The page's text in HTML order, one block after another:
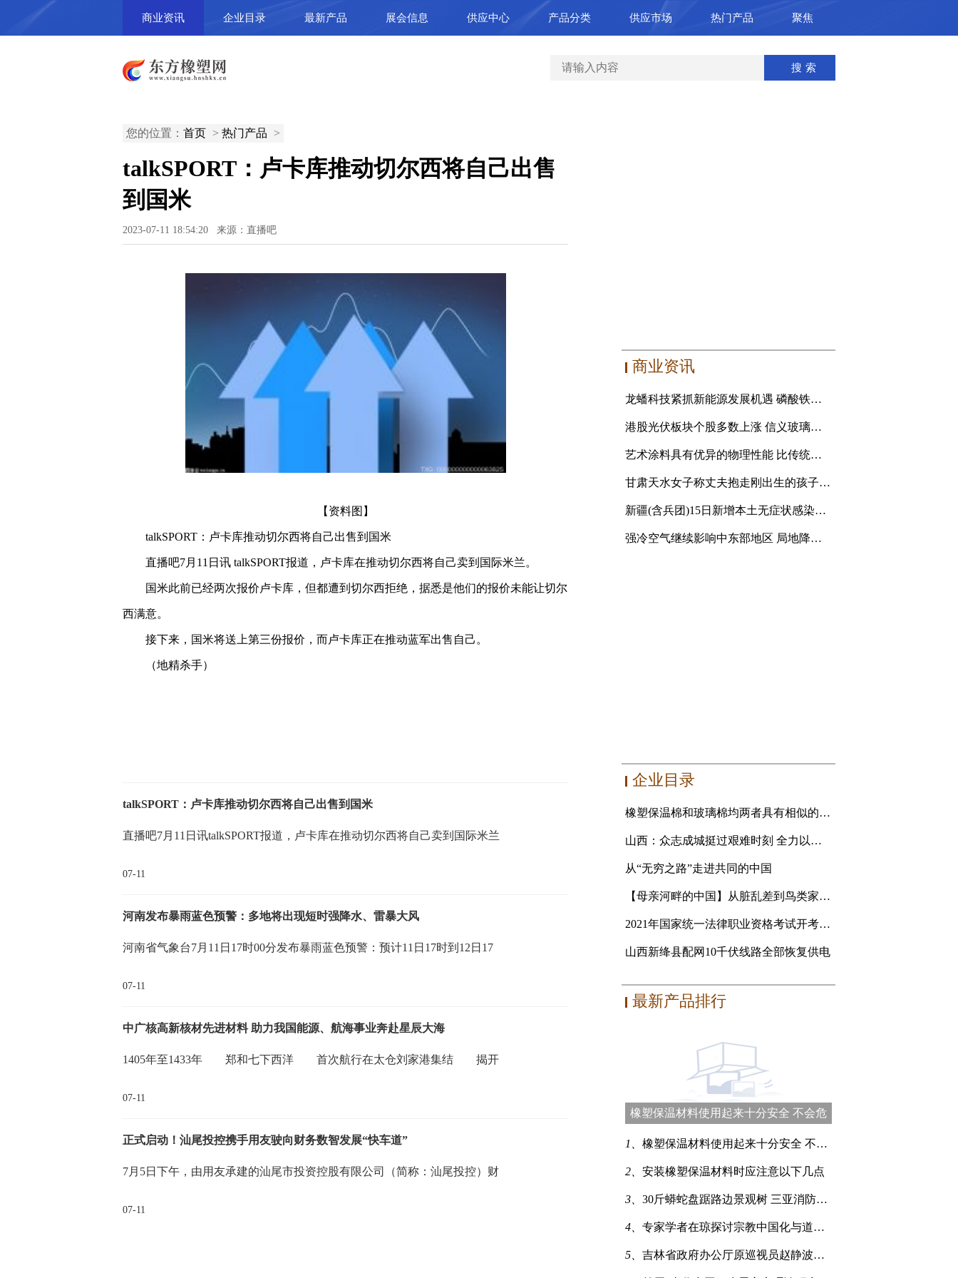
商业资讯 企业目录 最新产品 展会信息 供应中心 产品分类 供应市场 热门产品 聚焦
您的位置： 首页 > 热门产品 >
talkSPORT：卢卡库推动切尔西将自己出售
到国米
2023-07-11 18:54:20 来源：直播吧
【资料图】
talkSPORT：卢卡库推动切尔西将自己出售到国米
直播吧7月11日讯 talkSPORT报道，卢卡库在推动切尔西将自己卖到国际米兰。
国米此前已经两次报价卢卡库，但都遭到切尔西拒绝，据悉是他们的报价未能让切尔
西满意。
接下来，国米将送上第三份报价，而卢卡库正在推动蓝军出售自己。
（地精杀手）
talkSPORT：卢卡库推动切尔西将自己出售到国米
直播吧7月11日讯talkSPORT报道，卢卡库在推动切尔西将自己卖到国际米兰
07-11
河南发布暴雨蓝色预警：多地将出现短时强降水、雷暴大风
河南省气象台7月11日17时00分发布暴雨蓝色预警：预计11日17时到12日17
07-11
中广核高新核材先进材料 助力我国能源、航海事业奔赴星辰大海
1405年至1433年 郑和七下西洋 首次航行在太仓刘家港集结 揭开
07-11
正式启动！汕尾投控携手用友驶向财务数智发展“快车道”
7月5日下午，由用友承建的汕尾市投资控股有限公司（简称：汕尾投控）财
07-11
商业资讯
龙蟠科技紧抓新能源发展机遇 磷酸铁锂正极材料成新利润增长点
港股光伏板块个股多数上涨 信义玻璃涨5.16%
艺术涂料具有优异的物理性能 比传统的乳胶漆贵
甘肃天水女子称丈夫抱走刚出生的孩子追讨彩礼 妇联：孩
新疆(含兵团)15日新增本土无症状感染者1例
强冷空气继续影响中东部地区 局地降温14℃以上
企业目录
橡塑保温棉和玻璃棉均两者具有相似的性能 要选更适合自己的
山西：众志成城挺过艰难时刻 全力以赴恢复美好家园
从“无穷之路”走进共同的中国
【母亲河畔的中国】从脏乱差到鸟类家园 黄河滩地公园是
2021年国家统一法律职业资格考试开考 青海考生人数创新高
山西新绛县配网10千伏线路全部恢复供电
最新产品排行
橡塑保温材料使用起来十分安全 不会危
1、 橡塑保温材料使用起来十分安全 不会危害健康
2、 安装橡塑保温材料时应注意以下几点
3、 30斤蟒蛇盘踞路边景观树 三亚消防员登高抓捕
4、 专家学者在琼探讨宗教中国化与道教的传承创新
5、 吉林省政府办公厅原巡视员赵静波一审被判刑15年